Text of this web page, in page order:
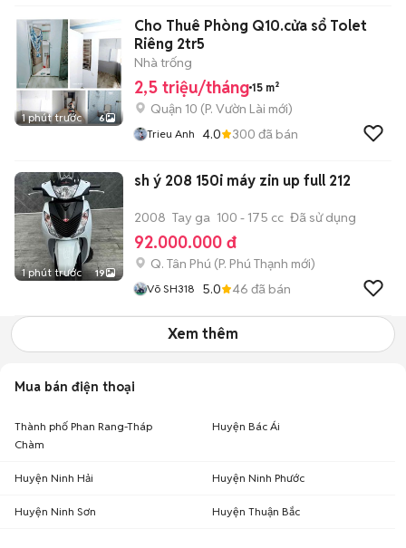
1 phút trước 6
Cho Thuê Phòng Q10.cửa sổ Tolet
Riêng 2tr5
Nhà trống
2,5 triệu/tháng 15 m²
Quận 10 (P. Vườn Lài mới)
Trieu Anh 4.0 300 đã bán
1 phút trước 19
sh ý 208 150i máy zin up full 212
2008 Tay ga 100 - 175 cc Đã sử dụng
92.000.000 đ
Q. Tân Phú (P. Phú Thạnh mới)
Võ SH318 5.0 46 đã bán
Xem thêm
Mua bán điện thoại
Thành phố Phan Rang-Tháp
Chàm
Huyện Bác Ái
Huyện Ninh Hải Huyện Ninh Phước
Huyện Ninh Sơn Huyện Thuận Bắc